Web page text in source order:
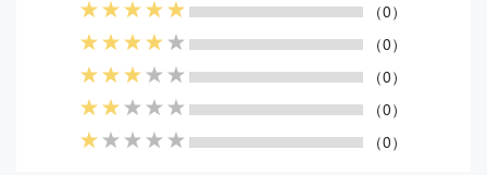
（0）
（0）
（0）
（0）
（0）